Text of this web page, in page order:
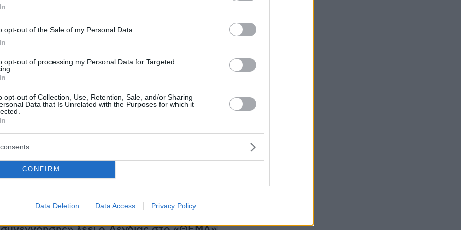
opt-out of the Sale of my Personal Data.
opt-out of processing my Personal Data for Targeted
opt-out of Collection, Use, Retention, Sale, and/or Sharing
Data that Is Unrelated with the Purposes for which it
CONFIRM
Data Deletion Data Access Privacy Policy
είπε «έλα», προσπαθώντας να τον βάλει
σε κατάσταση σοκ προσπάθησαν να
μάλιστα, σε ένα οικόπεδο και τότε
με τους γονείς τους.
η στρατιωτική παρέλαση για την 25η